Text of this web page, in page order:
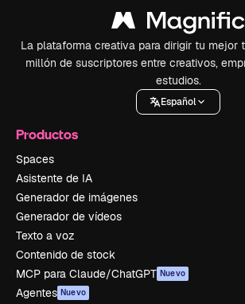
La plataforma creativa para dirigir tu mejor
millón de suscriptores entre creativos,
estudios.
Español
Productos
Spaces
Asistente de IA
Generador de imágenes
Generador de vídeos
Texto a voz
Contenido de stock
MCP para Claude/ChatGPT Nuevo
Agentes Nuevo